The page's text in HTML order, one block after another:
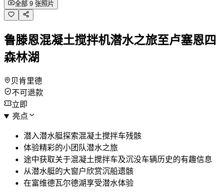
全部 9 张照片
鲁滕恩混凝土搅拌机潜水之旅至卢塞恩四
森林湖
贝肯里德
不可退款
立即
亮点
潜入潜水艇探索混凝土搅拌车残骸
体验精彩的小团队潜水之旅
途中获取关于混凝土搅拌车及沉没车辆历史的有趣信息
从潜水艇的大窗户欣赏沉船遗骸
在富维德瓦尔德湖享受潜水体验